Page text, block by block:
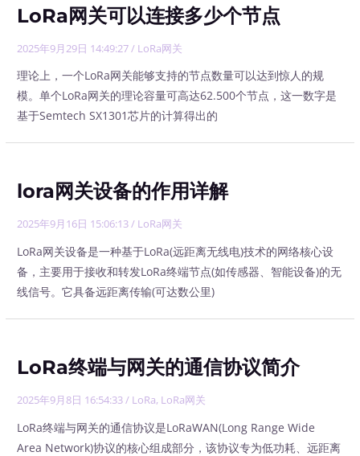
LoRa网关可以连接多少个节点
2025年9月29日 14:49:27/ LoRa网关
理论上，一个LoRa网关能够支持的节点数量可以达到惊人的规
模。单个LoRa网关的理论容量可高达62.500个节点，这一数字是
基于Semtech SX1301芯片的计算得出的
lora网关设备的作用详解
2025年9月16日 15:06:13/ LoRa网关
LoRa网关设备是一种基于LoRa(远距离无线电)技术的网络核心设
备，主要用于接收和转发LoRa终端节点(如传感器、智能设备)的无
线信号。它具备远距离传输(可达数公里)
LoRa终端与网关的通信协议简介
2025年9月8日 16:54:33/ LoRa, LoRa网关
LoRa终端与网关的通信协议是LoRaWAN(Long Range Wide
Area Network)协议的核心组成部分，该协议专为低功耗、远距离